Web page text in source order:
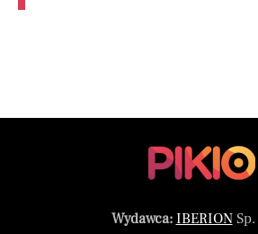
Wydawca: IBERIONSp.